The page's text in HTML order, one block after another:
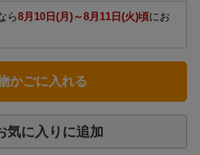
ら8月10日(月)～8月11日(火)頃にお
かごに入れる
気に入りに追加